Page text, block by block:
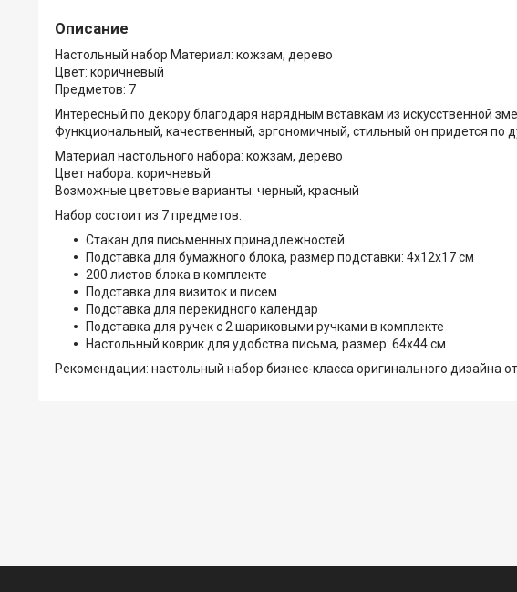
Описание
Настольный набор Материал: кожзам, дерево
Цвет: коричневый
Предметов: 7
Интересный по декору благодаря нарядным вставкам из искусственной
Функциональный, качественный, эргономичный, стильный он придется
Материал настольного набора: кожзам, дерево
Цвет набора: коричневый
Возможные цветовые варианты: черный, красный
Набор состоит из 7 предметов:
Стакан для письменных принадлежностей
Подставка для бумажного блока, размер подставки: 4х12х17 см
200 листов блока в комплекте
Подставка для визиток и писем
Подставка для перекидного календар
Подставка для ручек с 2 шариковыми ручками в комплекте
Настольный коврик для удобства письма, размер: 64х44 см
Рекомендации: настольный набор бизнес-класса оригинального дизайна